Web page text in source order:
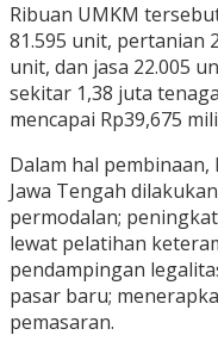
Ribuan UMKM
81.595 unit, pertanian
unit, dan jasa 22.005
sekitar 1,38 juta
mencapai Rp39,675
Dalam hal
Jawa Tengah
permodalan;
lewat pelatihan
pendampingan
pasar baru;
pemasaran.